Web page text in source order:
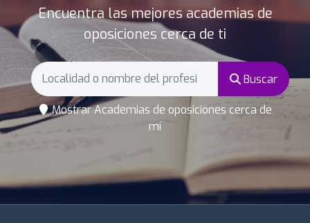
Encuentra las mejores academias de
oposiciones cerca de ti
Buscar
Mostrar Academias de oposiciones cerca de
mí